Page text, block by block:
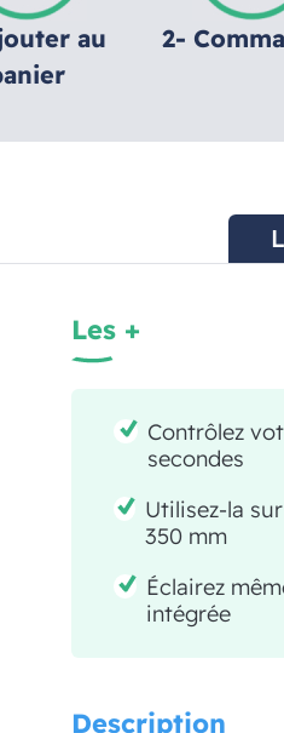
au
2-
Les +
Contrôlez
secondes
Utilisez-la
350 mm
Éclairez
intégrée
Description